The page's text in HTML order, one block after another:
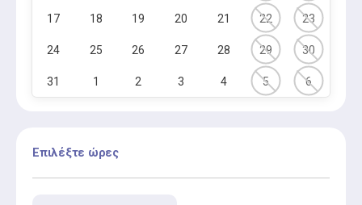
17 18 19 20 21 22 23
24 25 26 27 28 29 30
31 1 2 3 4 5 6
Επιλέξτε ώρες